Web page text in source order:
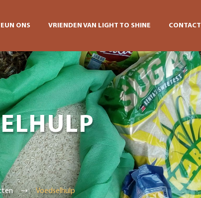
ONS VRIENDEN VAN LIGHT TO SHINE CONTACT
Voedselhulp